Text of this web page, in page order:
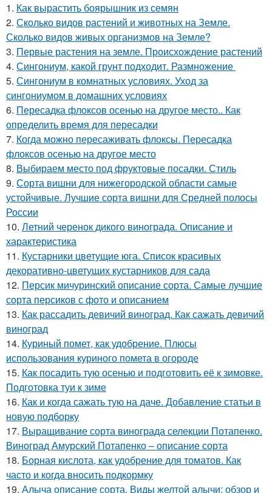
1. Как вырастить боярышник из семян
2. Сколько видов растений и животных на Земле.
Сколько видов живых организмов на Земле?
3. Первые растения на земле. Происхождение растений
4. Сингониум, какой грунт подходит. Размножение
5. Сингониум в комнатных условиях. Уход за
сингониумом в домашних условиях
6. Пересадка флоксов осенью на другое место.. Как
определить время для пересадки
7. Когда можно пересаживать флоксы. Пересадка
флоксов осенью на другое место
8. Выбираем место под фруктовые посадки. Стиль
9. Сорта вишни для нижегородской области самые
устойчивые. Лучшие сорта вишни для Средней полосы
России
10. Летний черенок дикого винограда. Описание и
характеристика
11. Кустарники цветущие юга. Список красивых
декоративно-цветущих кустарников для сада
12. Персик мичуринский описание сорта. Самые лучшие
сорта персиков с фото и описанием
13. Как рассадить девичий виноград. Как сажать девичий
виноград
14. Куриный помет, как удобрение. Плюсы
использования куриного помета в огороде
15. Как посадить тую осенью и подготовить её к зимовке.
Подготовка туи к зиме
16. Как и когда сажать тую на даче. Добавление статьи в
новую подборку
17. Выращивание сорта винограда селекции Потапенко.
Виноград Амурский Потапенко – описание сорта
18. Борная кислота, как удобрение для томатов. Как
часто и когда вносить подкормку
19. Алыча описание сорта. Виды желтой алычи: обзор и